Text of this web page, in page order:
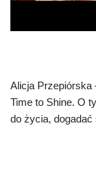
Alicja Przepiórska
Time to Shine. O
do życia, dogadać